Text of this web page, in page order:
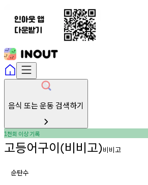
음식 또는 운동 검색하기
1천회 이상기록
고등어구이(비비고)비비고
순탄수